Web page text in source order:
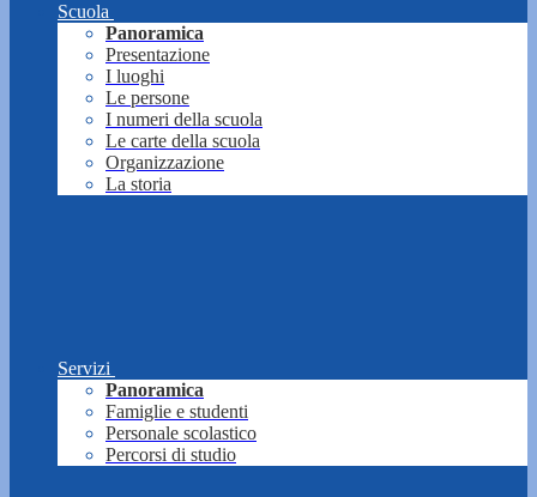
Scuola
Panoramica
Presentazione
I luoghi
Le persone
I numeri della scuola
Le carte della scuola
Organizzazione
La storia
Servizi
Panoramica
Famiglie e studenti
Personale scolastico
Percorsi di studio